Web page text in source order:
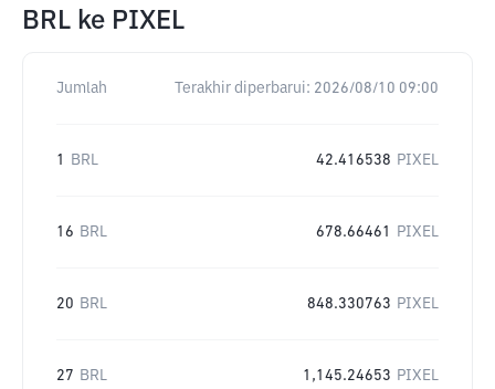
BRL ke PIXEL
Jumlah Terakhir diperbarui: 2026/08/10 09:00
1 BRL 42.416538 PIXEL
16 BRL 678.66461 PIXEL
20 BRL 848.330763 PIXEL
27 BRL 1,145.24653 PIXEL